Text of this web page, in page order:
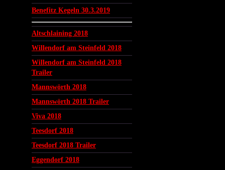
Benefitz Kegeln 30.3.2019
Altschlaining 2018
Willendorf am Steinfeld 2018
Willendorf am Steinfeld 2018
Trailer
Mannswörth 2018
Mannswörth 2018 Trailer
Viva 2018
Teesdorf 2018
Teesdorf 2018 Trailer
Eggendorf 2018